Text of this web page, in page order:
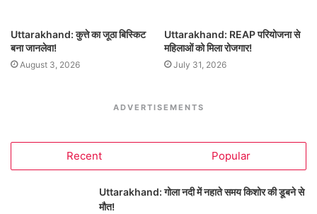
Uttarakhand: कुत्ते का जूठा बिस्किट
बना जानलेवा!
August 3, 2026
Uttarakhand: REAP परियोजना से
महिलाओं को मिला रोजगार!
July 31, 2026
ADVERTISEMENTS
Recent Popular
Uttarakhand: गोला नदी में नहाते समय किशोर की डूबने से
मौत!